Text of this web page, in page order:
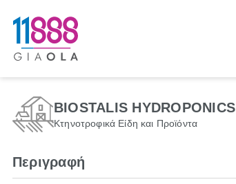
BIOSTALIS HYDROPONICS
Κτηνοτροφικά Είδη και Προϊόντα
Περιγραφή